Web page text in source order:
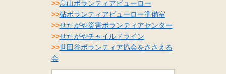
>>烏山ボランティアビューロー
>>砧ボランティアビューロー準備室
>>せたがや災害ボランティアセンター
>>せたがやチャイルドライン
>>世田谷ボランティア協会をささえる
会